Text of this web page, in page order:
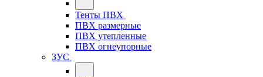
Тенты ПВХ
ПВХ размерные
ПВХ утепленные
ПВХ огнеупорные
ЗУС